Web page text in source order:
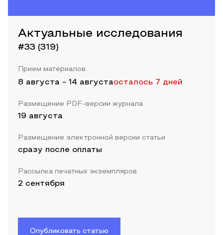
Актуальные исследования
#33 (319)
Прием материалов
8 августа - 14 августаосталось 7 дней
Размещение PDF-версии журнала
19 августа
Размещение электронной версии статьи
сразу после оплаты
Рассылка печатных экземпляров
2 сентября
Опубликовать статью